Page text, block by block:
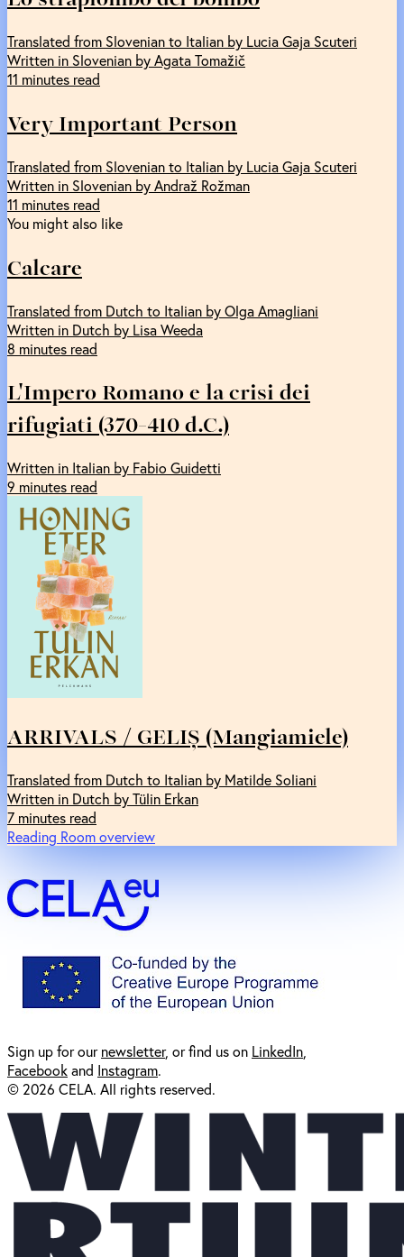
Translated from Slovenian to Italian by Lucia Gaja Scuteri
Written in Slovenian by Agata Tomažič
11 minutes read
Very Important Person
Translated from Slovenian to Italian by Lucia Gaja Scuteri
Written in Slovenian by Andraž Rožman
11 minutes read
You might also like
Calcare
Translated from Dutch to Italian by Olga Amagliani
Written in Dutch by Lisa Weeda
8 minutes read
L'Impero Romano e la crisi dei
rifugiati (370-410 d.C.)
Written in Italian by Fabio Guidetti
9 minutes read
ARRIVALS / GELIȘ (Mangiamiele)
Translated from Dutch to Italian by Matilde Soliani
Written in Dutch by Tülin Erkan
7 minutes read
Reading Room overview
Sign up for ournewsletter, or find us on LinkedIn
Facebookand Instagram.
© 2026 CELA. All rights reserved.